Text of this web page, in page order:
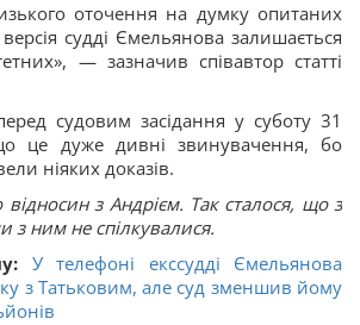
оточення на думку опитаних
судді Ємельянова залишається
— зазначив співавтор статті
судовим засідання у суботу 31
це дуже дивні звинувачення, бо
ніяких доказів.
з Андрієм. Так сталося, що з
з ним не спілкувалися.
У телефоні екссудді Ємельянова
з Татьковим, але суд зменшив йому